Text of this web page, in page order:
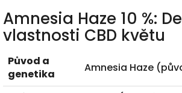
Amnesia Haze 10 %:
vlastnosti CBD květu
Původ a
genetika
Amnesia Haze